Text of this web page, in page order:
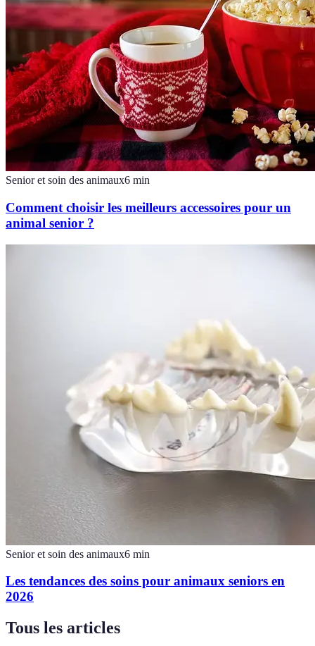
Senior et soin des animaux6 min
Comment choisir les meilleurs accessoires pour un
animal senior ?
Senior et soin des animaux6 min
Les tendances des soins pour animaux seniors en
2026
Tous les articles